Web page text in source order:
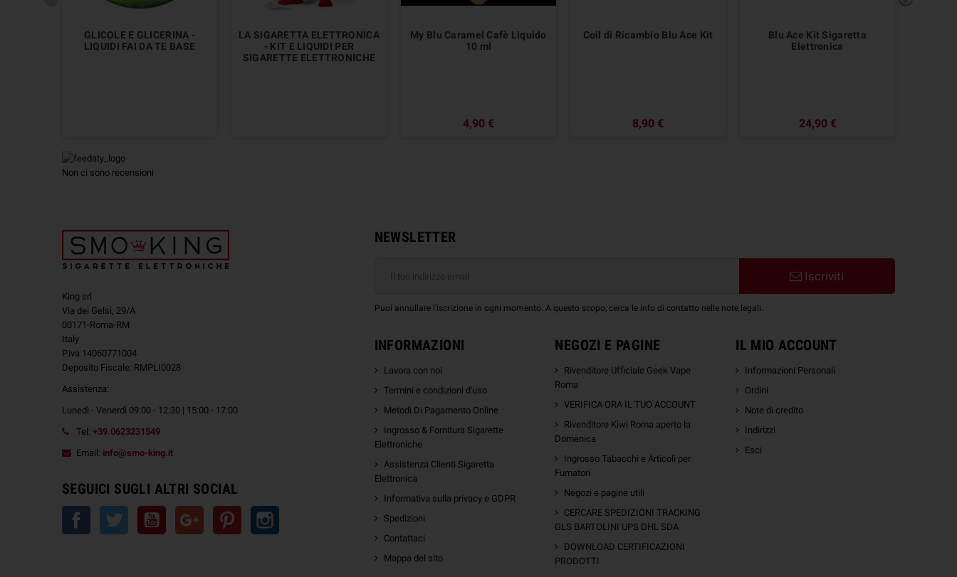
GLICOLE E GLICERINA -
LIQUIDI FAI DA TE BASE
LA SIGARETTA ELETTRONICA
- KIT E LIQUIDI PER
SIGARETTE ELETTRONICHE
My Blu Caramel Cafè Liquido
10 ml
4,90 €
Coil di Ricambio Blu Ace Kit
8,90 €
Blu Ace Kit Sigaretta
Elettronica
24,90 €
Non ci sono recensioni
King srl
Via dei Gelsi, 29/A
00171-Roma-RM
Italy
P.iva 14060771004
Deposito Fiscale: RMPLI0028
Assistenza:
Lunedì - Venerdì 09:00 - 12:30 | 15:00 - 17:00
Tel: +39.0623231549
Email: info@smo-king.it
SEGUICI SUGLI ALTRI SOCIAL
Facebook Twitter YouTube Google+ Pinterest
NEWSLETTER
Iscriviti
Puoi annullare l'iscrizione in ogni momento. A questo scopo, cerca le info di contatto nelle note legali.
INFORMAZIONI
Lavora con noi
Termini e condizioni d'uso
Metodi Di Pagamento Online
Ingrosso & Fornitura Sigarette
Elettroniche
Assistenza Clienti Sigaretta
Elettronica
Informativa sulla privacy e GDPR
Spedizioni
Contattaci
Mappa del sito
NEGOZI E PAGINE
Rivenditore Ufficiale Geek Vape
Roma
VERIFICA ORA IL TUO ACCOUNT
Rivenditore Kiwi Roma aperto la
Domenica
Ingrosso Tabacchi e Articoli per
Fumatori
Negozi e pagine utili
CERCARE SPEDIZIONI TRACKING
GLS BARTOLINI UPS DHL SDA
DOWNLOAD CERTIFICAZIONI
PRODOTTI
IL MIO ACCOUNT
Informazioni Personali
Ordini
Note di credito
Indirizzi
Esci